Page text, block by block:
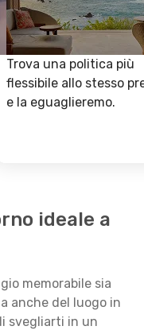
Trova una politica più
flessibile allo stesso
e la eguaglieremo.
ideale a
memorabile sia
anche del luogo in
svegliarti in un